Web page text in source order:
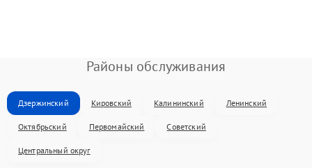
Районы обслуживания
Дзержинский Кировский Калининский Ленинский
Октябрьский Первомайский Советский
Центральный округ